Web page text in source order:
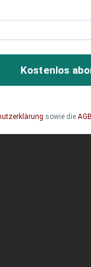
und ist
Druck auf
Kostenlos
sowie die AGB